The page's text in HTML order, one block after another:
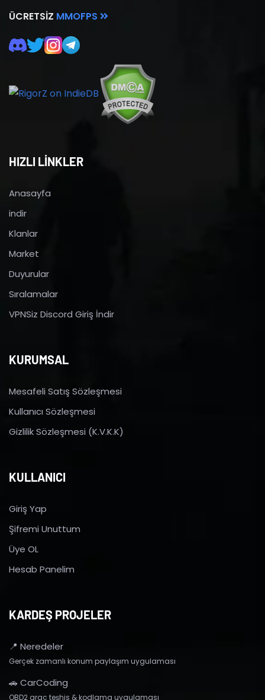
ÜCRETSIZ MMOFPS
HIZLI LİNKLER
Anasayfa
indir
Klanlar
Market
Duyurular
Sıralamalar
VPNSiz Discord Giriş İndir
KURUMSAL
Mesafeli Satış Sözleşmesi
Kullanıcı Sözleşmesi
Gizlilik Sözleşmesi (K.V.K.K)
KULLANICI
Giriş Yap
Şifremi Unuttum
Üye OL
Hesab Panelim
KARDEŞ PROJELER
📍 Neredeler
Gerçek zamanlı konum paylaşım uygulaması
🚗 CarCoding
OBD2 araç teşhis & kodlama uygulaması